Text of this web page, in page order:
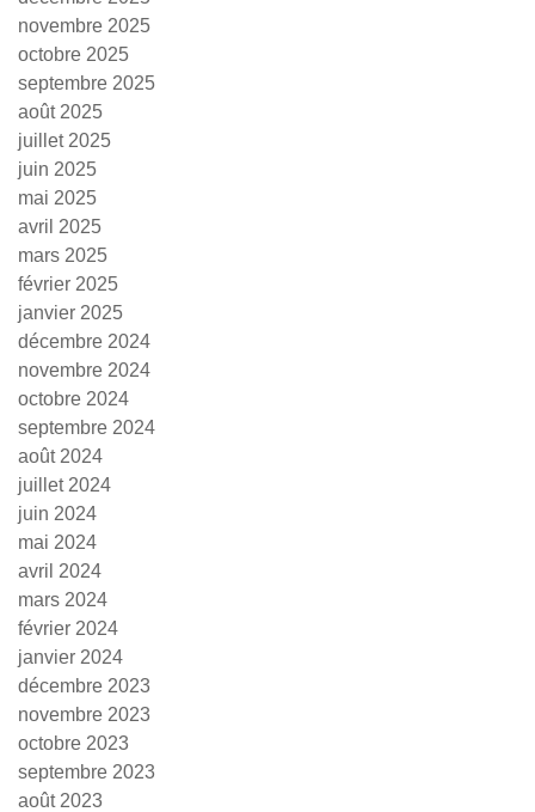
novembre 2025
octobre 2025
septembre 2025
août 2025
juillet 2025
juin 2025
mai 2025
avril 2025
mars 2025
février 2025
janvier 2025
décembre 2024
novembre 2024
octobre 2024
septembre 2024
août 2024
juillet 2024
juin 2024
mai 2024
avril 2024
mars 2024
février 2024
janvier 2024
décembre 2023
novembre 2023
octobre 2023
septembre 2023
août 2023